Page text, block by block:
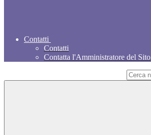
Contatti
Contatti
Contatta l'Amministratore del Sito